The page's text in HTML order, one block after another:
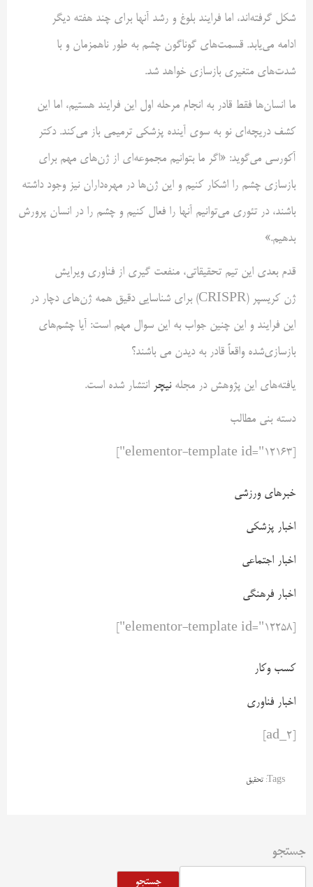
شکل گرفته‌اند، اما فرایند بلوغ و رشد آنها برای چند هفته دیگر
ادامه می‌یابد. قسمت‌های گوناگون چشم به طور ناهمزمان و با
شدت‌های متغیری بازسازی خواهد شد.
ما انسان‌ها فقط قادر به انجام مرحله اول این فرایند هستیم، اما این
کشف دریچه‌ای نو به سوی آینده پزشکی ترمیمی باز می‌کند. دکتر
آکورسی می‌گوید: «اگر ما بتوانیم مجموعه‌ای از ژن‌های مهم برای
بازسازی چشم را اشکار کنیم و این ژن‌ها در مهره‌داران نیز وجود داشته
باشند، در تئوری می‌توانیم آنها را فعال کنیم و چشم را در انسان پرورش
بدهیم.»
قدم بعدی این تیم تحقیقاتی، منفعت گیری از فناوری ویرایش
ژن کریسپر (CRISPR) برای شناسایی دقیق همه ژن‌های دچار در
این فرایند و این چنین جواب به این سوال مهم است: آیا چشم‌های
بازسازی‌شده واقعاً قادر به دیدن می باشند؟
یافته‌های این پژوهش در مجله نیچر انتشار شده است.
دسته بنی مطالب
خبرهای ورزشی
اخبار پزشکی
اخبار اجتماعی
اخبار فرهنگی
کسب وکار
اخبار فناوری
Tags: تحقیق
جستجو
جستجو